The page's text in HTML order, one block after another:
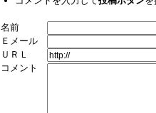
名前
Ｅメール
ＵＲＬ
コメント